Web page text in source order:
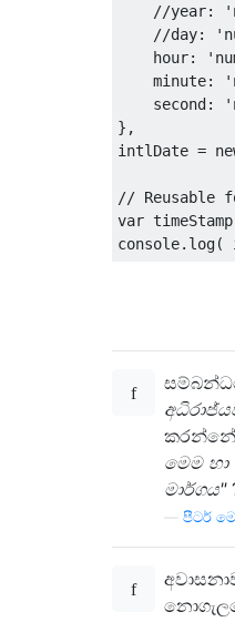
//year:
//day:
    hour
:
    minute
:
    second
:
},
intlDate =
// Reusable
var timeStamp
console. log(
කරන්නේ
මෙම හා
මාර්ගය"
පීටර්